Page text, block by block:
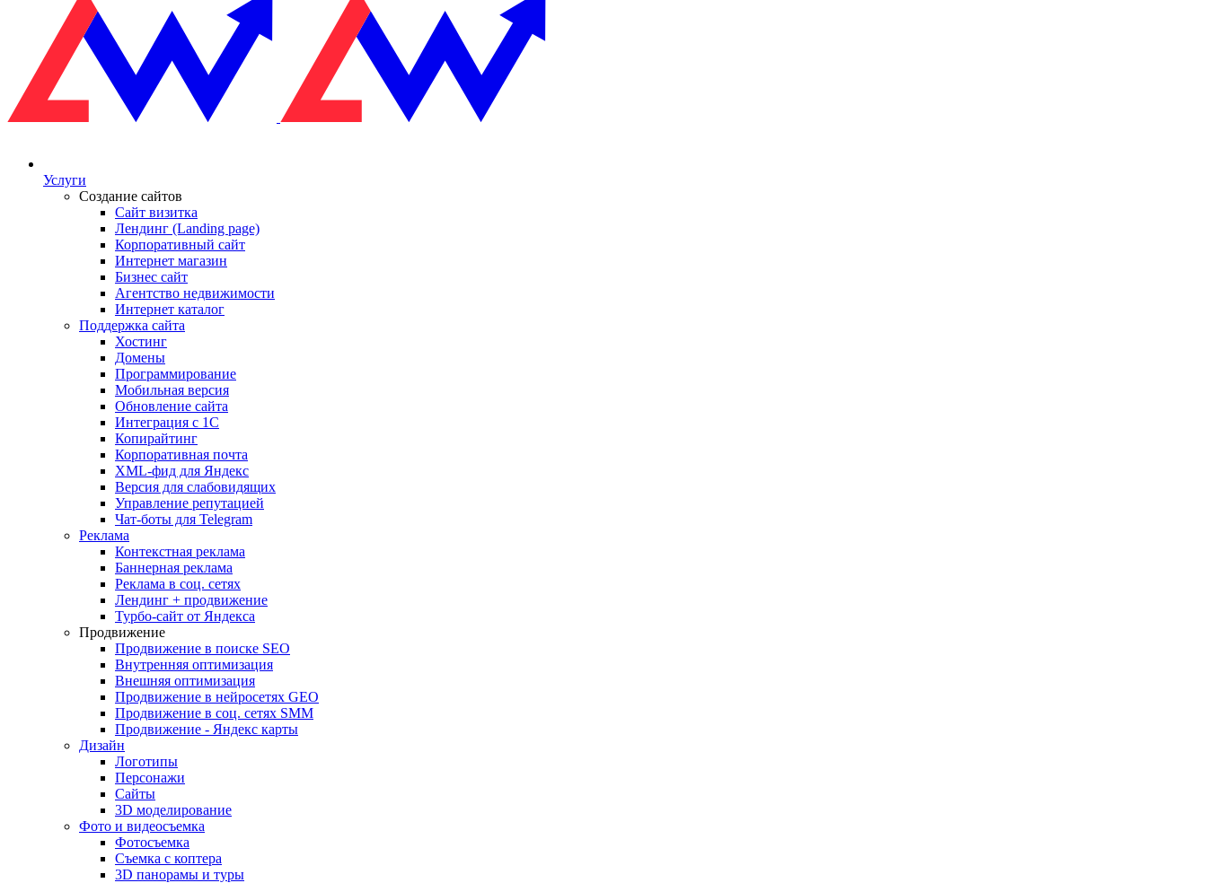
Услуги
Создание сайтов
Сайт визитка
Лендинг (Landing page)
Корпоративный сайт
Интернет магазин
Бизнес сайт
Агентство недвижимости
Интернет каталог
Поддержка сайта
Хостинг
Домены
Программирование
Мобильная версия
Обновление сайта
Интеграция с 1С
Копирайтинг
Корпоративная почта
XML-фид для Яндекс
Версия для слабовидящих
Управление репутацией
Чат-боты для Telegram
Реклама
Контекстная реклама
Баннерная реклама
Реклама в соц. сетях
Лендинг + продвижение
Турбо-сайт от Яндекса
Продвижение
Продвижение в поиске SEO
Внутренняя оптимизация
Внешняя оптимизация
Продвижение в нейросетях GEO
Продвижение в соц. сетях SMM
Продвижение - Яндекс карты
Дизайн
Логотипы
Персонажи
Сайты
3D моделирование
Фото и видеосъемка
Фотосъемка
Съемка с коптера
3D панорамы и туры